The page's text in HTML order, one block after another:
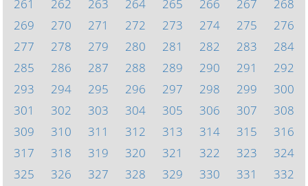
261
262 263 264 265 266 267
268
269
270 271 272 273 274 275
276
277
278 279 280 281 282 283
284
285
286 287 288 289 290 291
292
293
294 295 296 297 298 299
300
301
302 303 304 305 306 307
308
309
310 311 312 313 314 315
316
317
318 319 320 321 322 323
324
325
326 327 328 329 330 331
332